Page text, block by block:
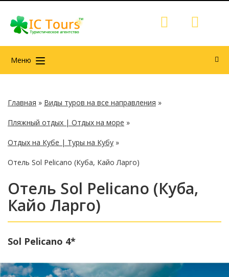
Меню
Главная » Виды туров на все направления »
Пляжный отдых | Отдых на море »
Отдых на Кубе | Туры на Кубу »
Отель Sol Pelicano (Куба, Кайо Ларго)
Отель Sol Pelicano (Куба,
Кайо Ларго)
Sol Pelicano 4*